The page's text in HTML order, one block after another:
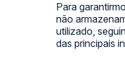
Para
não
utilizado,
das principais